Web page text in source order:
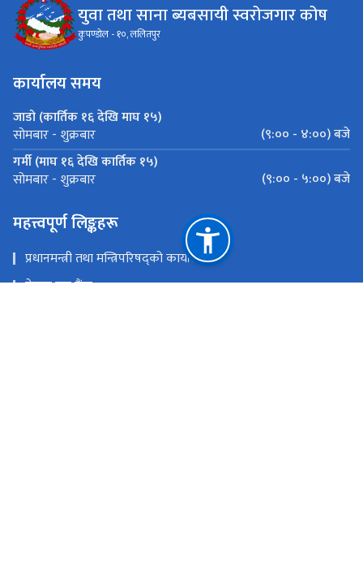
युवा तथा साना ब्यबसायी स्वरोजगार कोष
कुपण्डोल - १०, ललितपुर
कार्यालय समय
जाडो (कार्तिक १६ देखि माघ १५)
सोमबार - शुक्रबार
(९:०० - ४:००) बजे
गर्मी (माघ १६ देखि कार्तिक १५)
सोमबार - शुक्रबार (९:०० - ५:००) बजे
महत्त्वपूर्ण लिङ्कहरू
प्रधानमन्त्री तथा मन्त्रिपरिषद्को कार्यालय
नेपाल राष्ट्र बैंक